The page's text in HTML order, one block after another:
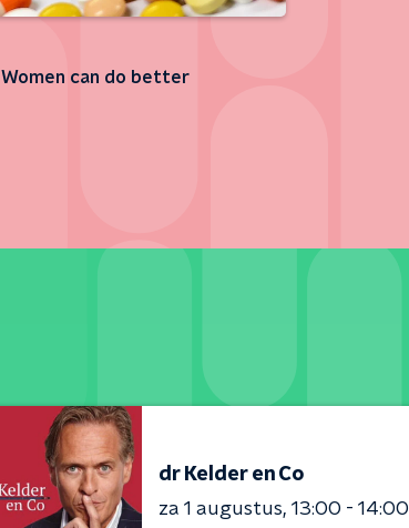
Women can do better
dr Kelder en Co
za 1 augustus 13:00 - 14:00